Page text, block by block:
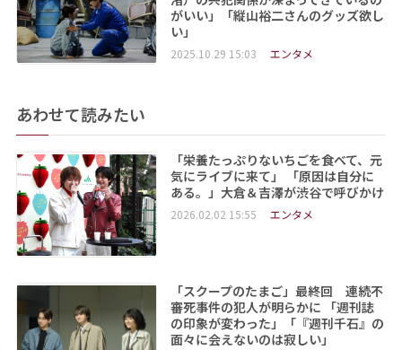
がいい」「縦山裕二さんのグッズ欲し
い」
2025.10.29 15:03 エンタメ
あわせて読みたい
「栄養たっぷりないちごを食べて、元
気にライブに来て」 「原因は自分に
ある。」大倉＆吉澤が渋谷で呼びかけ
2026.02.02 15:55 エンタメ
「スクープのたまご」最終回 連続不
審死事件の犯人が明らかに 「週刊誌
の印象が変わった」「『週刊千石』の
面々に会えないのは寂しい」